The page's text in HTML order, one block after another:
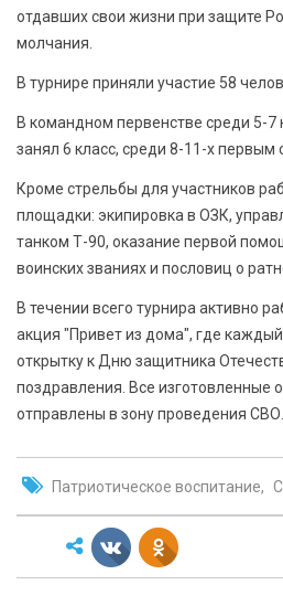
отдавших свои жизни при защите
молчания.
В турнире приняли участие 58
В командном первенстве среди 5-7
занял 6 класс, среди 8-11-х первым
Кроме стрельбы для участников
площадки: экипировка в ОЗК,
танком Т-90, оказание первой
воинских званиях и пословиц о
В течении всего турнира активно
акция "Привет из дома", где
открытку к Дню защитника
поздравления. Все изготовленные
отправлены в зону проведения СВО.
Патриотическое воспитание